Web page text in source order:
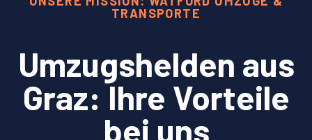
TRANSPORTE
Umzugshelden aus
Graz: Ihre Vorteile
bei uns